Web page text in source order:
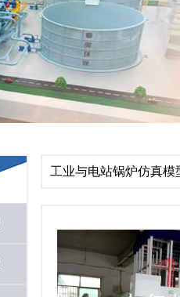
工业与电站锅炉仿真模